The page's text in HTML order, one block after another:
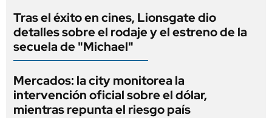
Tras el éxito en cines, Lionsgate dio
detalles sobre el rodaje y el estreno de la
secuela de "Michael"
Mercados: la city monitorea la
intervención oficial sobre el dólar,
mientras repunta el riesgo país